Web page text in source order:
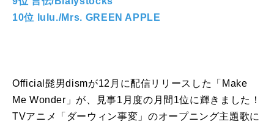
10位 lulu./Mrs. GREEN APPLE
Official髭男dismが12 月に配信リリースした「 Make
Me Wonder 」が、見事1 月度の月間 1位に輝きました！
TVアニメ「ダーウィン事変」のオープニング主題歌に